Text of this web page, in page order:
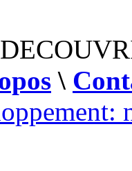
\